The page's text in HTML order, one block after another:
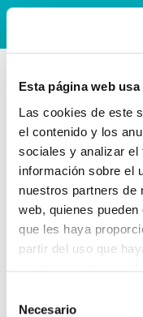
Esta página web
Las cookies de este
el contenido y los
sociales y analizar el
información sobre el
nuestros partners de
web, quienes
que les haya
partir del uso que
Necesario